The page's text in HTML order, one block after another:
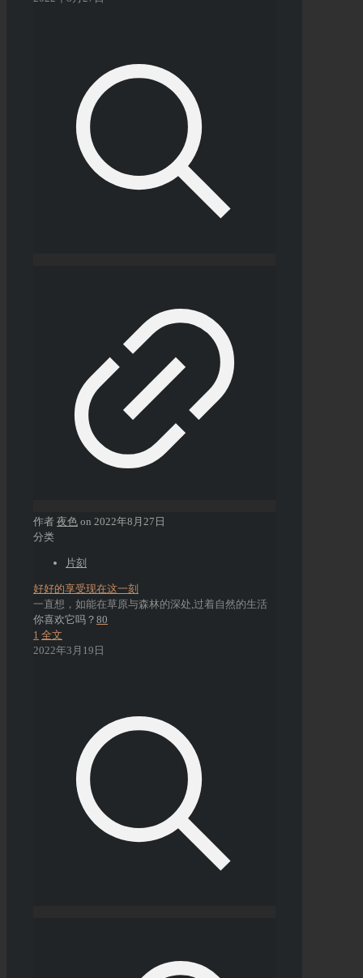
作者 夜色 on 2022年8月27日
分类
片刻
好好的享受现在这一刻
一直想，如能在草原与森林的深处,过着自然的生活
你喜欢它吗？ 80
1 全文
2022年3月19日